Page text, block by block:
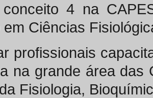
4 na
Ciências
profissionais
na grande área das
Fisiologia,